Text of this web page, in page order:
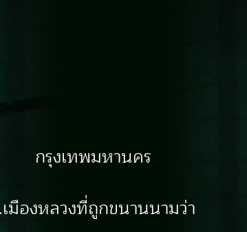
กรุงเทพมหานคร
มืองหลวงที่ถูกขนานนามว่า